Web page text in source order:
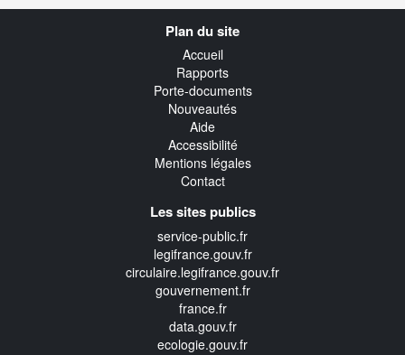
Plan du site
Accueil
Rapports
Porte-documents
Nouveautés
Aide
Accessibilité
Mentions légales
Contact
Les sites publics
service-public.fr
legifrance.gouv.fr
circulaire.legifrance.gouv.fr
gouvernement.fr
france.fr
data.gouv.fr
ecologie.gouv.fr